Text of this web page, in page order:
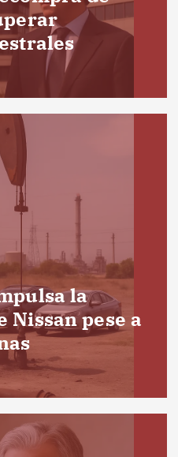
la
Nissan pese a